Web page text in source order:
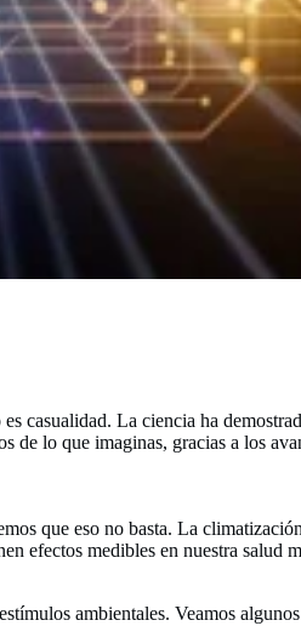
casualidad. La ciencia ha
de lo que imaginas, gracias a los
que eso no basta. La
efectos medibles en nuestra salud
ambientales. Veamos